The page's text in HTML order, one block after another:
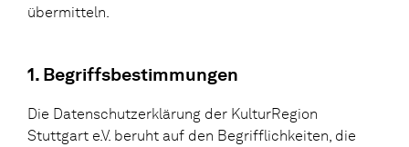
übermitteln.
1. Begriffsbestimmungen
Die Datenschutzerklärung der KulturRegion
Stuttgart e.V. beruht auf den Begrifflichkeiten, die